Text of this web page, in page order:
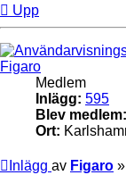
Upp
Figaro
Medlem
Inlägg: 595
Blev medlem:
Ort:
Inlägg av Figaro »